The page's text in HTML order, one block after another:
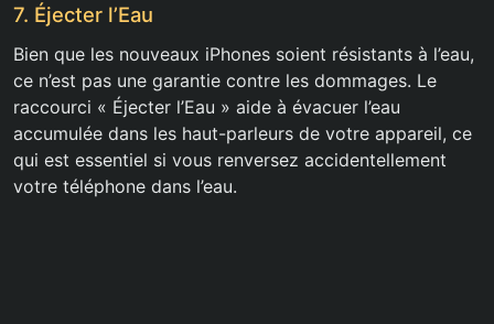
7. Éjecter l’Eau
Bien que les nouveaux iPhones soient résistants à l’eau,
ce n’est pas une garantie contre les dommages. Le
raccourci « Éjecter l’Eau » aide à évacuer l’eau
accumulée dans les haut-parleurs de votre appareil, ce
qui est essentiel si vous renversez accidentellement
votre téléphone dans l’eau.